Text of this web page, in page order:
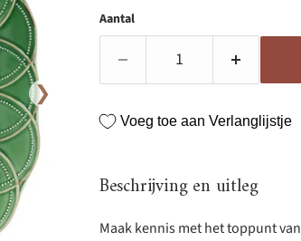
❯
Aantal
Voeg toe aan Verlanglijstje
Beschrijving en uitleg
Maak kennis met het toppunt